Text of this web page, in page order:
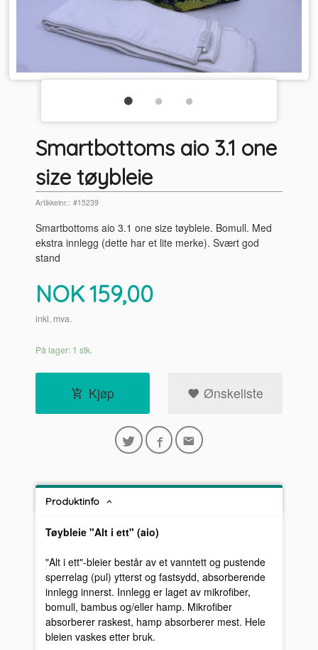
Smartbottoms aio 3.1 one
size tøybleie
Artikkelnr.: #15239
Smartbottoms aio 3.1 one size tøybleie. Bomull. Med
ekstra innlegg (dette har et lite merke). Svært god
stand
Pris
NOK159,00
inkl. mva.
På lager: 1 stk.
Kjøp Ønskeliste
Produktinfo
Tøybleie "Alt i ett" (aio)
"Alt i ett"-bleier består av et vanntett og pustende
sperrelag (pul) ytterst og fastsydd, absorberende
innlegg innerst. Innlegg er laget av mikrofiber,
bomull, bambus og/eller hamp. Mikrofiber
absorberer raskest, hamp absorberer mest. Hele
bleien vaskes etter bruk.